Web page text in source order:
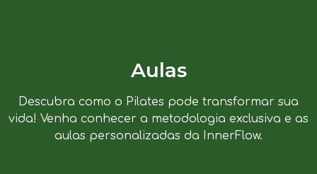
Aulas
Descubra como o Pilates pode transformar sua
vida! Venha conhecer a metodologia exclusiva e as
aulas personalizadas da InnerFlow.